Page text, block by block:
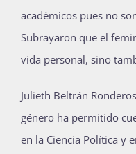
académicos pues no
Subrayaron que el
vida personal, sino
Julieth Beltrán
género ha permitido
en la Ciencia Política y